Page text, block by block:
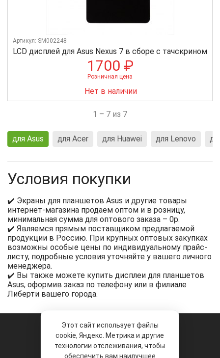
LCD дисплей для Asus Nexus 7 в сборе с тачскрином
Артикул: SM002248
1700 ₽
Розничная цена
Нет в наличии
1 – 7 из 7
для Asus для Acer для Huawei для Lenovo
Условия покупки
✔️ Экраны для планшетов Asus и другие товары
интернет-магазина продаем оптом и в розницу,
минимальная сумма для оптового заказа – 0р.
✔️ Являемся прямым поставщиком предлагаемой
продукции в Россию. При крупных оптовых закупках
возможны особые цены по индивидуальному прайс-
листу, подробные условия уточняйте у вашего личного
менеджера.
✔️ Вы также можете купить дисплеи для планшетов
Asus, оформив заказ по телефону или в филиале
Либерти вашего города.
Этот сайт использует файлы
cookie, Яндекс. Метрика и другие
технологии отслеживания, чтобы
обеспечить вам наилучшее